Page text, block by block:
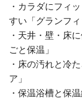
・カラダにフィ
すい「グランフィ
・天井・壁・床
ごと保温」
・床の汚れと冷
ア」
・保温浴槽と保